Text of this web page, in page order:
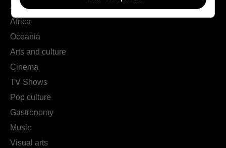
Asia
Africa
Oceania
Arts and culture
Cinema
TV Shows
Pop culture
Gastronomy
Music
Visual arts